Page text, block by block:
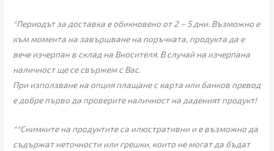
*Периодът за доставка е обикновено от 2 – 5 дни. Възможно е
към момента на завършване на поръчката, продукта да е
вече изчерпан в склад на Вносителя. В случай на изчерпана
наличност ще се свържем с Вас.
При използване на опция плащане с карта или банков превод
е добре първо да проверите наличност на даденият продукт!
**Снимките на продуктите са илюстративни и е възможно да
съдържат неточности или грешки, които не могат да бъдат